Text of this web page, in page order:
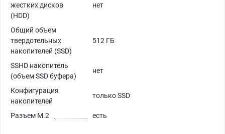
жестких дисков
(HDD)
нет
Общий объем
твердотельных
накопителей (SSD)
512 ГБ
SSHD накопитель
(объем SSD буфера)
нет
Конфигурация
накопителей
только SSD
Разъем M.2 есть